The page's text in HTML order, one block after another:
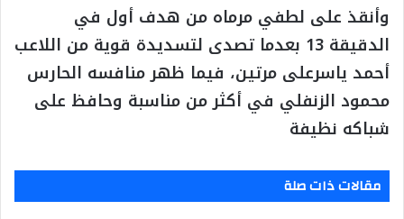
وأنقذ على لطفي مرماه من هدف أول في
الدقيقة 13 بعدما تصدى لتسديدة قوية من اللاعب
أحمد ياسرعلى مرتين، فيما ظهر منافسه الحارس
محمود الزنفلي في أكثر من مناسبة وحافظ على
شباكه نظيفة
مقالات ذات صلة